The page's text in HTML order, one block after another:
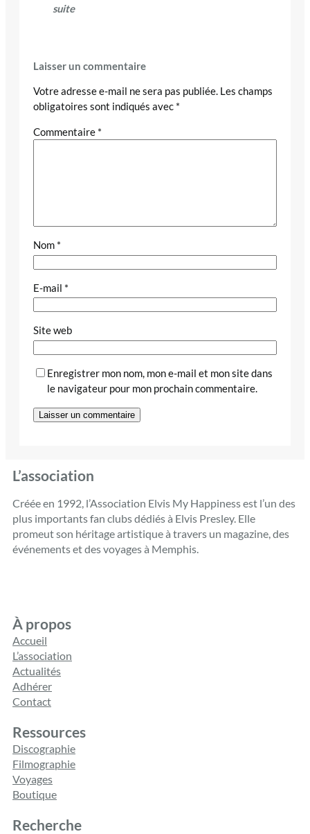
suite
Laisser un commentaire
Votre adresse e-mail ne sera pas publiée. Les champs
obligatoires sont indiqués avec *
Commentaire *
Nom *
E-mail *
Site web
Enregistrer mon nom, mon e-mail et mon site dans
le navigateur pour mon prochain commentaire.
L’association
Créée en 1992, l’Association Elvis My Happiness est l’un des
plus importants fan clubs dédiés à Elvis Presley. Elle
promeut son héritage artistique à travers un magazine, des
événements et des voyages à Memphis.
À propos
Accueil
L’association
Actualités
Adhérer
Contact
Ressources
Discographie
Filmographie
Voyages
Boutique
Recherche